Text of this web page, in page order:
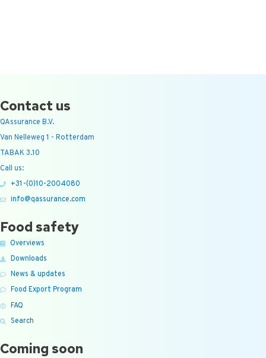
Contact us
QAssurance B.V.
Van Nelleweg 1 - Rotterdam
TABAK 3.10
Call us:
+31-(0)10-2004080
info@qassurance.com
Food safety
Overviews
Downloads
News & updates
Food Export Program
FAQ
Search
Coming soon